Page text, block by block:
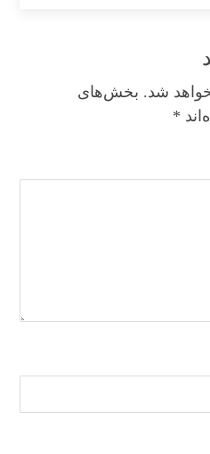
شد. بخش‌های
*